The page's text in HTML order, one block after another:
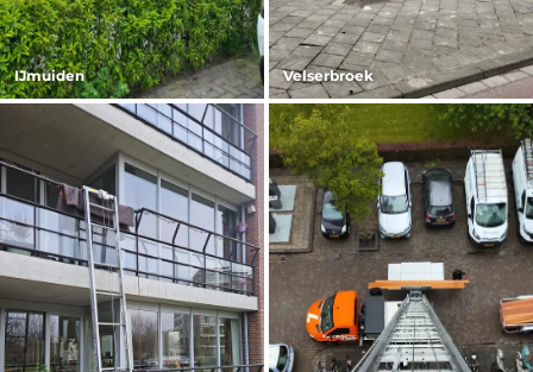
IJmuiden Velserbroek